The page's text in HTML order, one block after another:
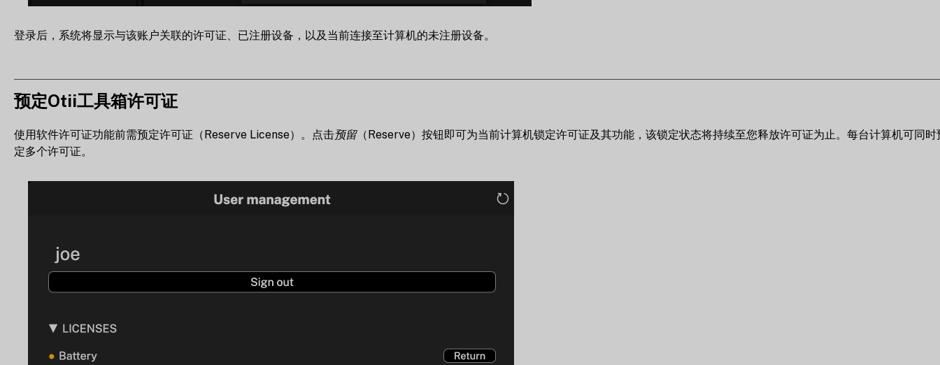
登录后，系统将显示与该账户关联的许可证、已注册设备，以及当前连接至计算机的未注册设备。
预定Otii工具箱许可证
使用软件许可证功能前需预定许可证（Reserve License）。点击预留（Reserve）按钮即可为当前计算机锁定许可证及其功能，该锁定状态将持续至您释放许可证为止。每台计算机可同时
定多个许可证。